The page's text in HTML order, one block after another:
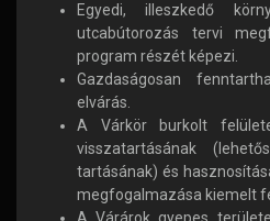
Egyedi, illeszkedő
utcabútorozás tervi
program részét képezi.
Gazdaságosan
elvárás.
A Várkör burkolt
visszatartásának
tartásának) és
megfogalmazása kiemelt